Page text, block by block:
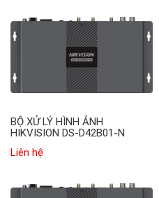
BỘ XỬ LÝ HÌNH ẢNH
HIKVISION DS-D42B01-N
Liên hệ